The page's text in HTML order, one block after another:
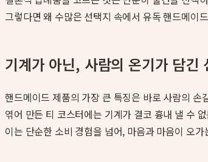
그렇다면 왜 수많은 선택지 속에서 유독 핸드메이
기계가 아닌, 사람의 온기가 담긴
핸드메이드 제품의 가장 큰 특징은 바로 사람의
엮어 만든 티 코스터에는 기계가 결코 흉내 낼 수
이는 단순한 소비 경험을 넘어, 마음과 마음이 오